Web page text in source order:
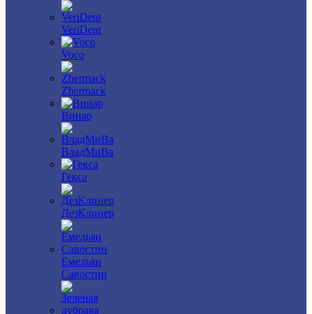
VeriDent
Voco
Zhermack
Винар
ВладМиВа
Гекса
ДезКлинер
Емельян
Савостин